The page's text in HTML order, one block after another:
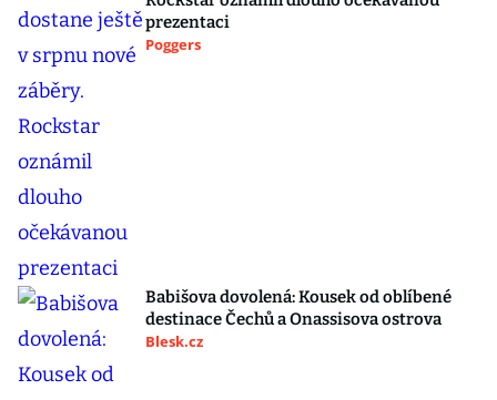
prezentaci
Poggers
Babišova dovolená: Kousek od oblíbené
destinace Čechů a Onassisova ostrova
Blesk.cz